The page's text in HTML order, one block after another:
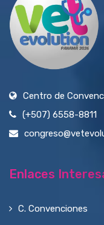
Centro de
(+507) 6558-8811
Enlaces
C. Convenciones